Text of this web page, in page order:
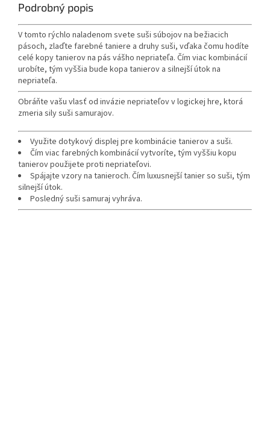
Podrobný popis
V tomto rýchlo naladenom svete suši súbojov na bežiacich
pásoch, zlaďte farebné taniere a druhy suši, vďaka čomu hodíte
celé kopy tanierov na pás vášho nepriateľa. Čím viac kombinácií
urobíte, tým vyššia bude kopa tanierov a silnejší útok na
nepriateľa.
Obráňte vašu vlasť od invázie nepriateľov v logickej hre, ktorá
zmeria sily suši samurajov.
Využite dotykový displej pre kombinácie tanierov a suši.
Čím viac farebných kombinácií vytvoríte, tým vyššiu kopu
tanierov použijete proti nepriateľovi.
Spájajte vzory na tanieroch. Čím luxusnejší tanier so suši, tým
silnejší útok.
Posledný suši samuraj vyhráva.